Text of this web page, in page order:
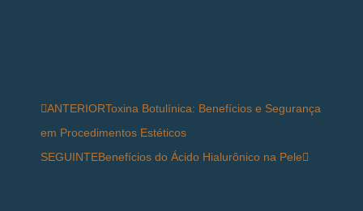
ANTERIORToxina Botulínica: Benefícios e Segurança
em Procedimentos Estéticos
SEGUINTEBenefícios do Ácido Hialurônico na Pele